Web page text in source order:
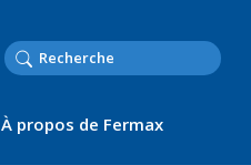
À propos de Fermax